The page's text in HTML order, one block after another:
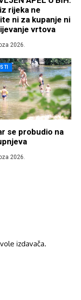
rijeka ne
ni za kupanje ni
vrtova
2026.
se probudio na
2026.
izdavača.